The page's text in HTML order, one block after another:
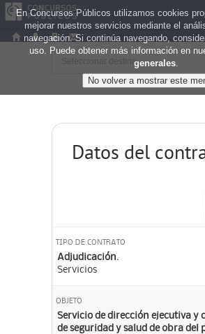
Datos del
TIPO DE CONTRATO
Adjudicación.
Servicios
OBJETO
Servicio de dirección ejecutiva y
de seguridad y salud de obra del
En Concursos Públicos utilizamos cookies
mejorar nuestros servicios mediante el
navegación. Si continúa navegando,
uso. Puede obtener más información en
generales.